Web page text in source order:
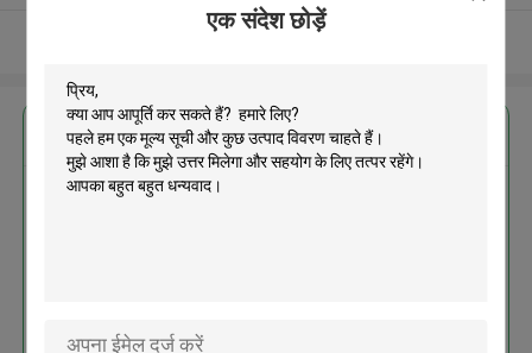
एक संदेश छोड़ें
सबसे उत्तम प्रतिदान प्राप्त करें